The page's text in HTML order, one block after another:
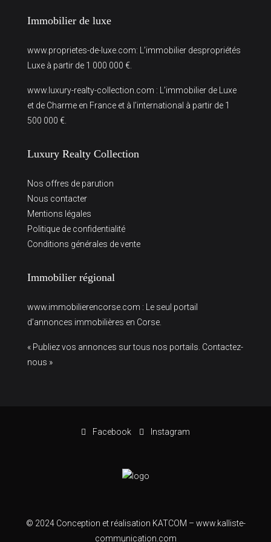
Immobilier de luxe
www.proprietes-de-luxe.com: L’immobilier despropriétés
Luxe à partir de 1 000 000 €.
www.luxury-realty-collection.com : L’immobilier de Luxe
et de Charme en France et à l’international à partir de 1
500 000 €.
Luxury Realty Collection
Nos offres de parution
Nous contacter
Mentions légales
Politique de confidentialité
Conditions générales de vente
Immobilier régional
www.immobilierencorse.com : Le seul portail
d’annonces immobilières en Corse.
« Publiez vos annonces sur tous nos portails. Contactez-
nous »
Facebook Instagram
© 2024 Conception et réalisation KATCOM – www.kalliste-
communication.com